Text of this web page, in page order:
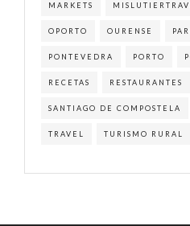
MARKETS
OPORTO OURENSE
PONTEVEDRA PORTO
RECETAS RESTAURANTES
SANTIAGO DE COMPOSTELA
TRAVEL TURISMO RURAL